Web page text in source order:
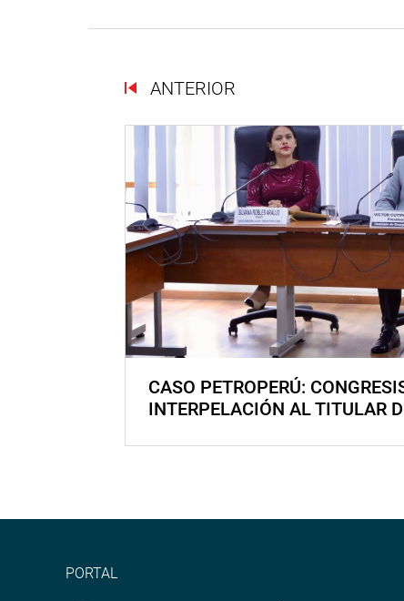
ANTERIOR
CASO PETROPERÚ:
INTERPELACIÓN AL TITULAR
PORTAL